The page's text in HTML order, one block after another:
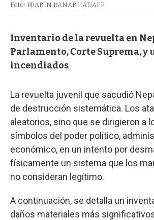
Foto: PRABIN RANABHAT/AFP
Inventario de la revuelta en
Parlamento, Corte Suprema, y
incendiados
La revuelta juvenil que sacudió
de destrucción sistemática. Los
aleatorios, sino que se dirigieron a
símbolos del poder político,
económico, en un intento por
físicamente un sistema que los
no consideran legítimo.
A continuación, se detalla un
daños materiales más